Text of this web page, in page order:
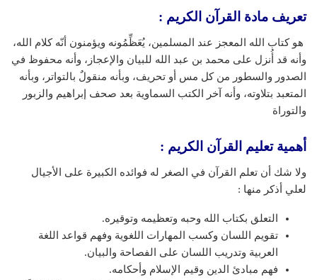
تعريف مادة القرآن الكريم :
هو كتاب الله المعجز عند المسلمين، يُعَظِّمُونه ويؤمنون أنّه كلام الله،
وأنه قد أُنزل على محمد بن عبد الله للبيان والإعجاز، وأنه محفوظ في
الصدور والسطور من كل مس أو تحريف، وبأنه منقولٌ بالتواتر، وبأنه
المتعبد بتلاوته، وأنه آخر الكتب السماوية بعد صحف إبراهيم والزبور
والتوراة
أهمية تعليم القرآن الكريم :
ولا شك أن تعلم القرآن في الصغر له فوائده الكبيرة على الأجيال
لعلي أذكر منها :
التعلق بكتاب الله وحبه وتعظيمه وتوقيره.
تقويم اللسان وكسب المهارات اللغوية وفهم قواعد اللغة
العربية وتدريب اللسان على الفصاحة والبيان.
فهم مبادئ الدين وقيم الإسلام وأحكامه.